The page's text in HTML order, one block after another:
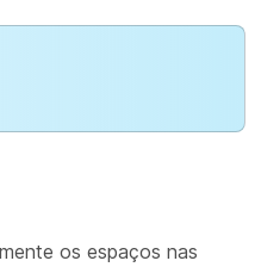
os espaços nas